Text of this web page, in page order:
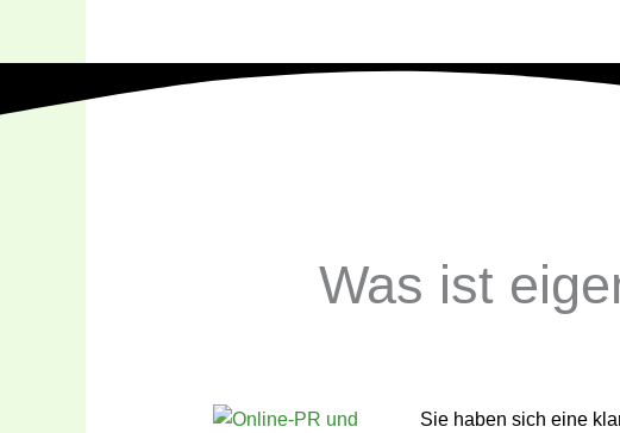
Was ist
Sie haben sich eine